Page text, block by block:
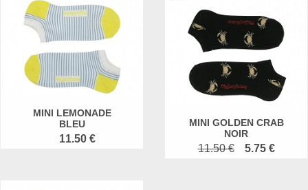
MINI LEMONADE
BLEU
11.50 €
MINI GOLDEN CRAB
NOIR
11.50 € 5.75 €